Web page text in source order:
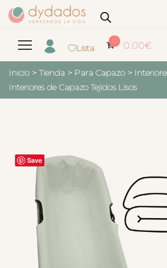
Lista
0 0.00€
Inicio > Tienda > Para Capazo >
Interiores de Capazo Tejidos Lisos
Save